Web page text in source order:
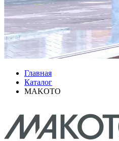
Главная
Каталог
MAKOTO